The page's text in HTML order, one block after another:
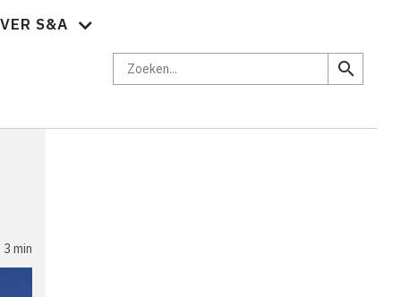
Zoeken
search
S&A
3 min